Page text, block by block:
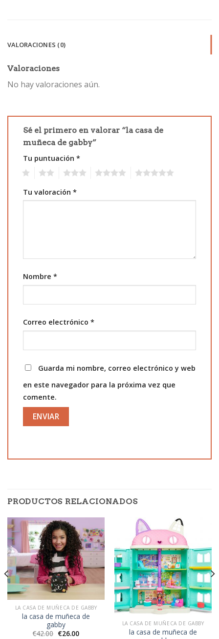
VALORACIONES (0)
Valoraciones
No hay valoraciones aún.
Sé el primero en valorar “la casa de
muñeca de gabby”
Tu puntuación *
Tu valoración *
Nombre *
Correo electrónico *
Guarda mi nombre, correo electrónico y web
en este navegador para la próxima vez que
comente.
PRODUCTOS RELACIONADOS
LA CASA DE MUÑECA DE GABBY
la casa de muñeca de
gabby
€42.00 €26.00
LA CASA DE MUÑECA DE GABBY
la casa de muñeca de